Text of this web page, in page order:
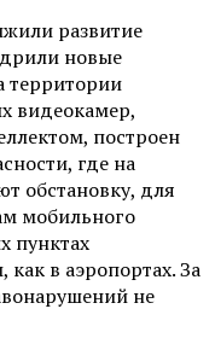
развитие
новые
территории
видеокамер,
построен
где на
обстановку, для
мобильного
пунктах
в аэропортах. За
не